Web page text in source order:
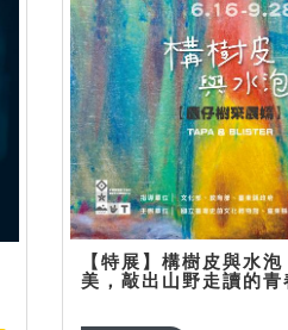
【特展】構樹皮與水
美，敲出山野走讀的青